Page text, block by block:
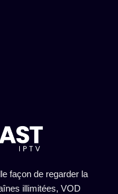
façon de regarder la
illimitées, VOD